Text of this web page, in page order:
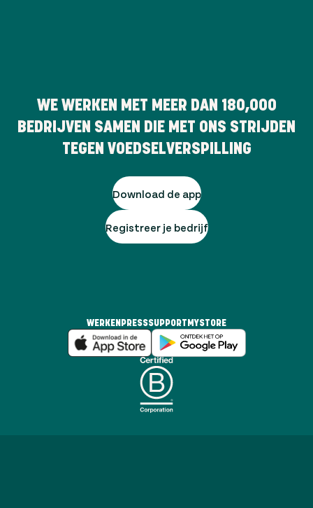
WE WERKEN MET MEER DAN 180,000
BEDRIJVEN SAMEN DIE MET ONS STRIJDEN
TEGEN VOEDSELVERSPILLING
Download de app
Registreer je bedrijf
WERKEN PRESSSUPPORT MYSTORE